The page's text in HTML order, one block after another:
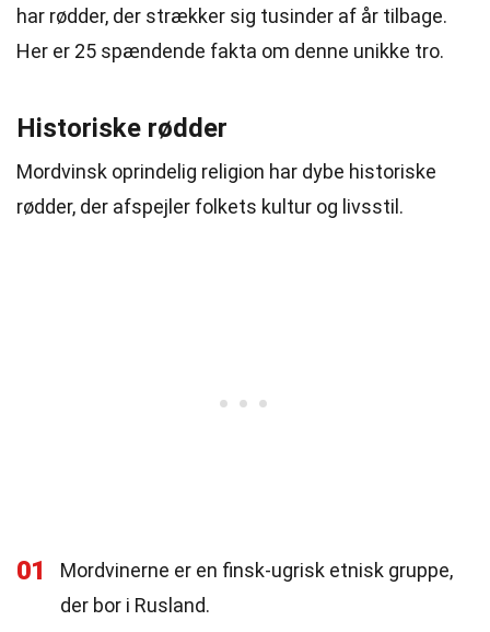
har rødder, der strækker sig tusinder af år tilbage.
Her er 25 spændende fakta om denne unikke tro.
Historiske rødder
Mordvinsk oprindelig religion har dybe historiske
rødder, der afspejler folkets kultur og livsstil.
01
Mordvinerne er en finsk-ugrisk etnisk gruppe,
der bor i Rusland.